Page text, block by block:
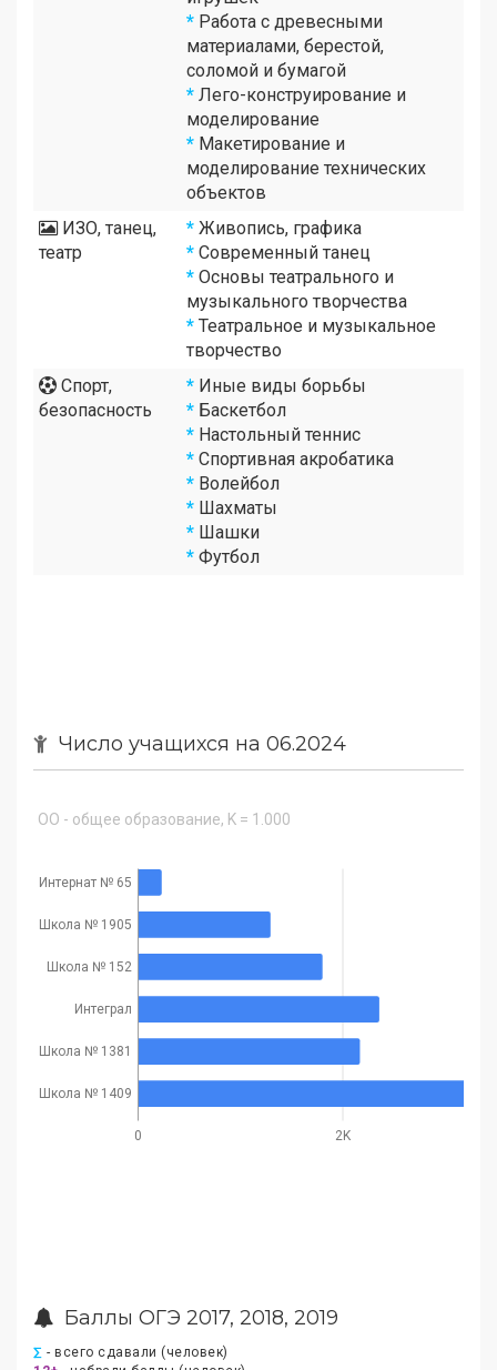
* Работа с древесными
материалами, берестой,
соломой и бумагой
* Лего-конструирование и
моделирование
* Макетирование и
моделирование технических
объектов
ИЗО, танец,
театр
* Живопись, графика
* Современный танец
* Основы театрального и
музыкального творчества
* Театральное и музыкальное
творчество
Спорт,
безопасность
* Иные виды борьбы
* Баскетбол
* Настольный теннис
* Спортивная акробатика
* Волейбол
* Шахматы
* Шашки
* Футбол
Число учащихся на 06.2024
ОО - общее образование, K = 1.000
0 2K
Интернат № 65
Школа № 1905
Школа № 152
Интеграл
Школа № 1381
Школа № 1409
Баллы ОГЭ 2017, 2018, 2019
∑ - всего сдавали (человек)